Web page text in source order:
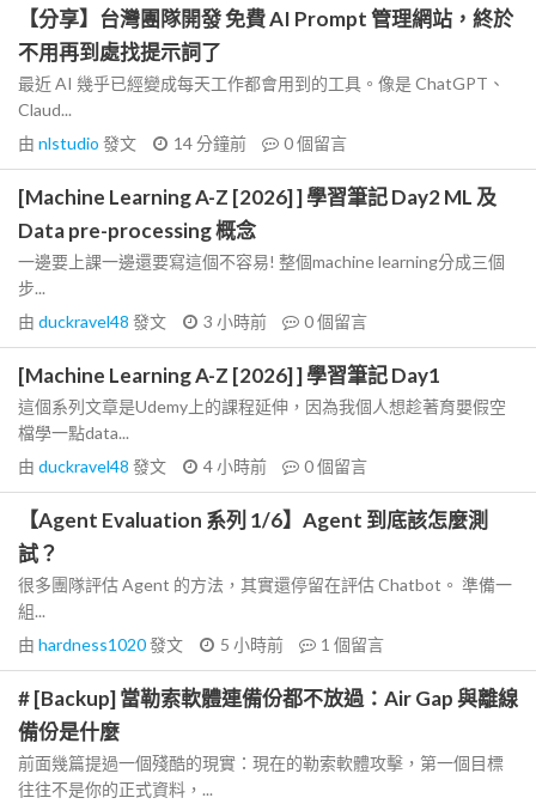
【分享】台灣團隊開發 免費 AI Prompt 管理網站，終於
不用再到處找提示詞了
最近 AI 幾乎已經變成每天工作都會用到的工具。像是 ChatGPT、
Claud...
由 nlstudio 發文 14 分鐘前 0個留言
[Machine Learning A-Z [2026] ] 學習筆記 Day2 ML 及
Data pre-processing 概念
一邊要上課一邊還要寫這個不容易! 整個machine learning分成三個
步...
由 duckravel48 發文 3 小時前 0個留言
[Machine Learning A-Z [2026] ] 學習筆記 Day1
這個系列文章是Udemy上的課程延伸，因為我個人想趁著育嬰假空
檔學一點data...
由 duckravel48 發文 4 小時前 0個留言
【Agent Evaluation 系列 1/6】Agent 到底該怎麼測
試？
很多團隊評估 Agent 的方法，其實還停留在評估 Chatbot。 準備一
組...
由 hardness1020發文 5 小時前 1 個留言
# [Backup] 當勒索軟體連備份都不放過：Air Gap 與離線
備份是什麼
前面幾篇提過一個殘酷的現實：現在的勒索軟體攻擊，第一個目標
往往不是你的正式資料，...